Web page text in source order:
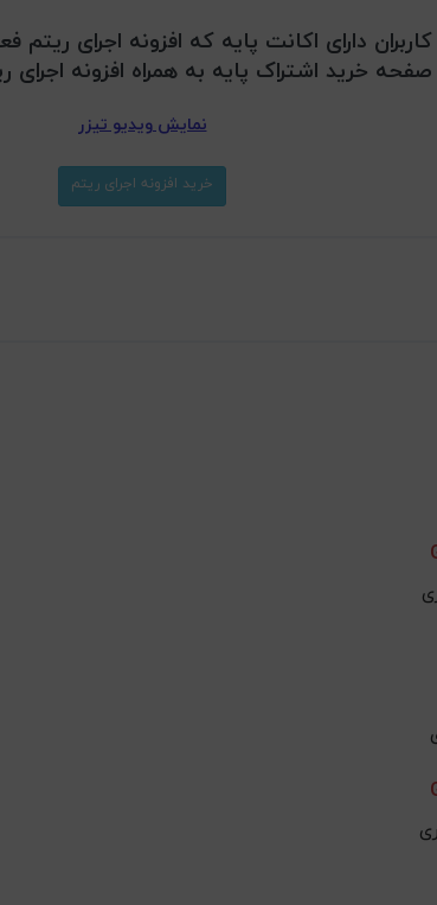
دارای اکانت پایه که افزونه اجرای
صفحه خرید اشتراک پایه به همراه افزونه اجرای
نمایش ویدیو تیزر
خرید افزونه اجرای ریتم